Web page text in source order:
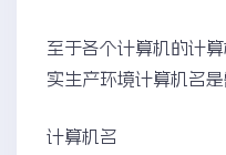
至于各个计算机的计
实生产环境计算机名
计算机名